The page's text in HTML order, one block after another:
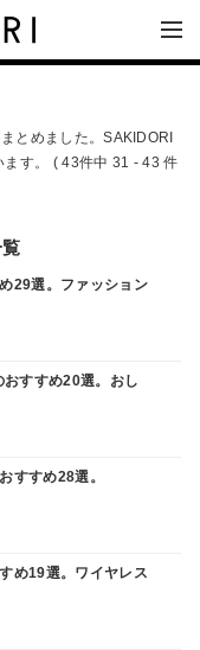
とめました。SAKIDORI
ます。 ( 43件中 31 - 43 件
29選。ファッション
おすすめ20選。おし
すすめ28選。
め19選。ワイヤレス